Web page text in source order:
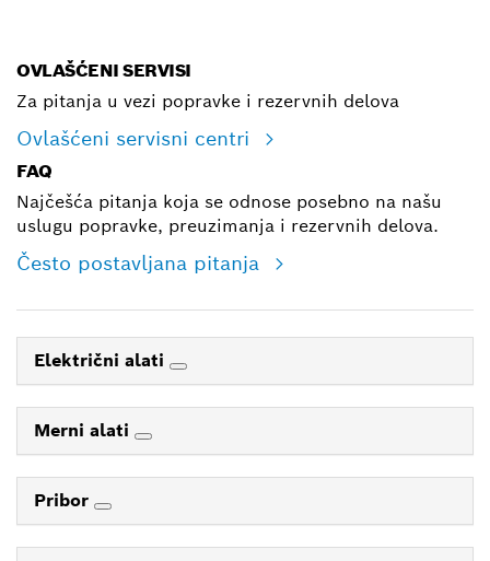
OVLAŠĆENI SERVISI
Za pitanja u vezi popravke i rezervnih delova
Ovlašćeni servisni centri
FAQ
Najčešća pitanja koja se odnose posebno na našu
uslugu popravke, preuzimanja i rezervnih delova.
Često postavljana pitanja
Električni alati
Merni alati
Pribor